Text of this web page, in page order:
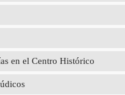
en el Centro Histórico